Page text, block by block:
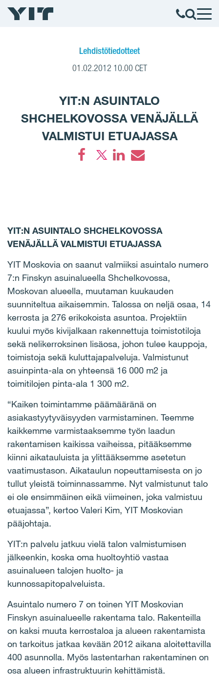
Lehdistötiedotteet
01.02.2012 10.00 CET
YIT:N ASUINTALO
SHCHELKOVOSSA VENÄJÄLLÄ
VALMISTUI ETUAJASSA
YIT:N ASUINTALO SHCHELKOVOSSA
VENÄJÄLLÄ VALMISTUI ETUAJASSA
YIT Moskovia on saanut valmiiksi asuintalo numero
7:n Finskyn asuinalueella Shchelkovossa,
Moskovan alueella, muutaman kuukauden
suunniteltua aikaisemmin. Talossa on neljä osaa, 14
kerrosta ja 276 erikokoista asuntoa. Projektiin
kuului myös kivijalkaan rakennettuja toimistotiloja
sekä nelikerroksinen lisäosa, johon tulee kauppoja,
toimistoja sekä kuluttajapalveluja. Valmistunut
asuinpinta-ala on yhteensä 16 000 m2 ja
toimitilojen pinta-ala 1 300 m2.
“Kaiken toimintamme päämääränä on
asiakastyytyväisyyden varmistaminen. Teemme
kaikkemme varmistaaksemme työn laadun
rakentamisen kaikissa vaiheissa, pitääksemme
kiinni aikatauluista ja ylittääksemme asetetun
vaatimustason. Aikataulun nopeuttamisesta on jo
tullut yleistä toiminnassamme. Nyt valmistunut talo
ei ole ensimmäinen eikä viimeinen, joka valmistuu
etuajassa”, kertoo Valeri Kim, YIT Moskovian
pääjohtaja.
YIT:n palvelu jatkuu vielä talon valmistumisen
jälkeenkin, koska oma huoltoyhtiö vastaa
asuinalueen talojen huolto- ja
kunnossapitopalveluista.
Asuintalo numero 7 on toinen YIT Moskovian
Finskyn asuinalueelle rakentama talo. Rakenteilla
on kaksi muuta kerrostaloa ja alueen rakentamista
on tarkoitus jatkaa kevään 2012 aikana aloitettavilla
400 asunnolla. Myös lastentarhan rakentaminen on
osa alueen infrastruktuurin kehittämistä.